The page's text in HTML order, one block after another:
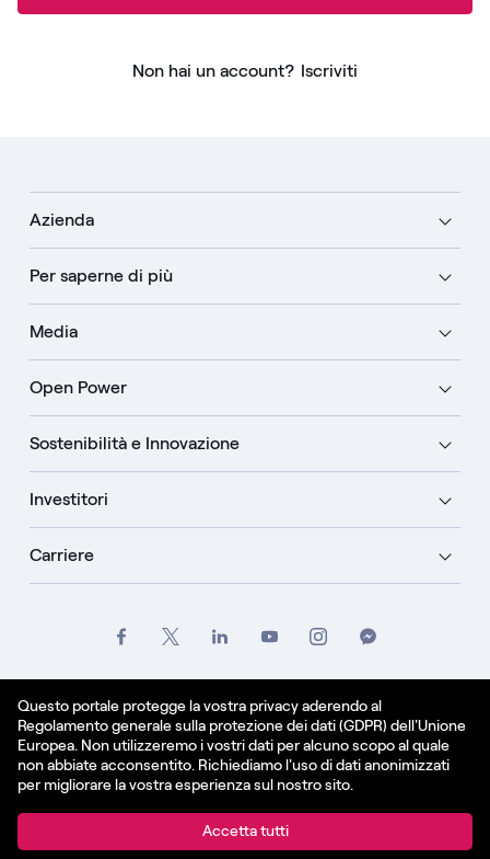
Questo portale protegge la vostra privacy aderendo al
Regolamento generale sulla protezione dei dati (GDPR) dell'Unione
Europea. Non utilizzeremo i vostri dati per alcuno scopo al quale
non abbiate acconsentito. Richiediamo l'uso di dati anonimizzati
per migliorare la vostra esperienza sul nostro sito.
Accetta tutti
Non hai un account? Iscriviti
Azienda
Per saperne di più
Media
Open Power
Sostenibilità e Innovazione
Investitori
Carriere
Informativa sui cookie
Italiano
© Enel Spa All Rights Reserved Enel Spa VAT code